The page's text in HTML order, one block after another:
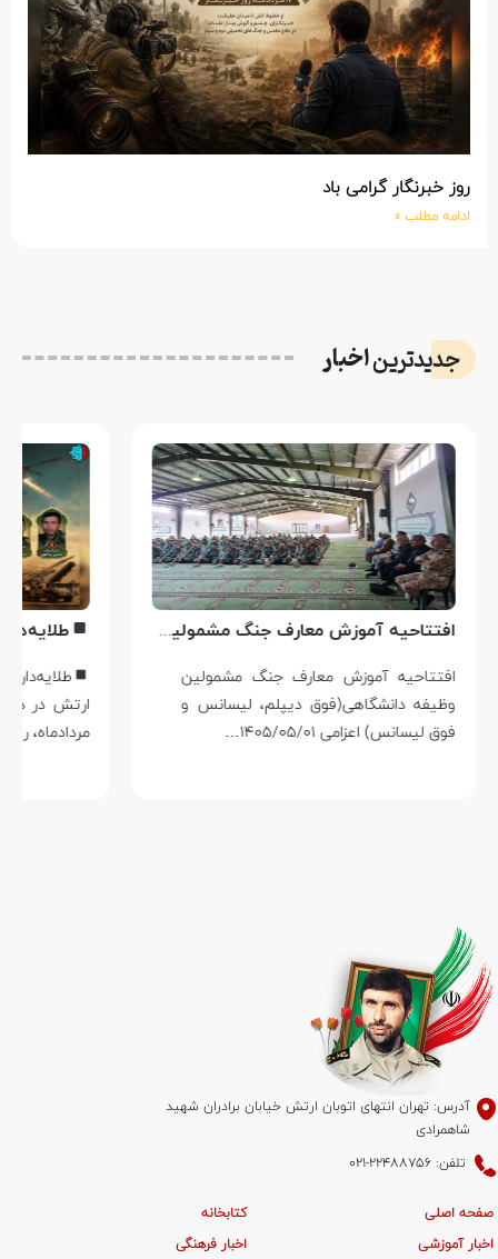
روز خبرنگار گرامی باد
ادامه مطلب »
جدیدتریناخبار
افتتاحیه آموزش معارف جنگ مشمولین وظیفه دانشگاهی در اردوگاه مرکز آموزش شهدای وظیفه نداجا خارج از شهر سیرجان
افتتاحیه آموزش معارف جنگ مشمولین
وظیفه دانشگاهی(فوق دیپلم، لیسانس و
فوق لیسانس) اعزامی ۱۴۰۵/۰۵/۰۱…
ارتش در
مردادماه،
آدرس: تهران انتهای اتوبان ارتش خیابان برادران شهید
شاهمرادی
تلفن: 22488756-021
صفحه اصلی
کتابخانه
اخبار آموزشی
اخبار فرهنگی